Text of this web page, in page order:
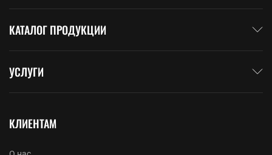
КАТАЛОГ ПРОДУКЦИИ
УСЛУГИ
КЛИЕНТАМ